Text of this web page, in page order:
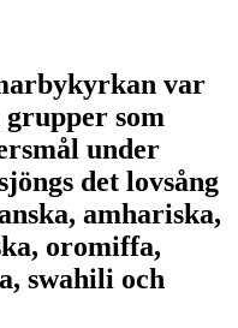
var
som
under
det lovsång
amhariska,
oromiffa,
swahili och